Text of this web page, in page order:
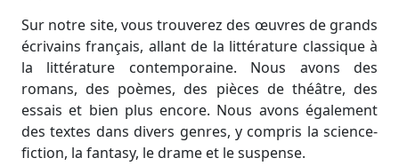
Sur notre site, vous trouverez des œuvres de grands
écrivains français, allant de la littérature classique à
la littérature contemporaine. Nous avons des
romans, des poèmes, des pièces de théâtre, des
essais et bien plus encore. Nous avons également
des textes dans divers genres, y compris la science-
fiction, la fantasy, le drame et le suspense.